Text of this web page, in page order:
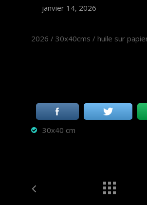
janvier 14, 2026
2026 / 30x40cms / huile sur
30x40 cm